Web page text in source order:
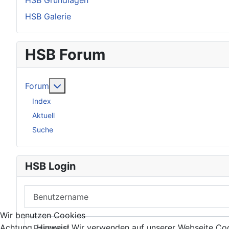
HSB Galerie
HSB Forum
Forum
Index
Aktuell
Suche
HSB Login
Passwort
Wir benutzen Cookies